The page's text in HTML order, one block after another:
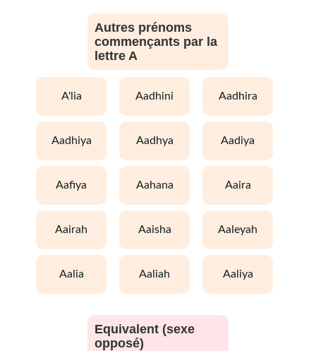
Autres prénoms
commençants par la
lettre A
a'lia aadhini aadhira
aadhiya aadhya aadiya
aafiya aahana aaira
aairah aaisha aaleyah
aalia aaliah aaliya
Equivalent (sexe
opposé)